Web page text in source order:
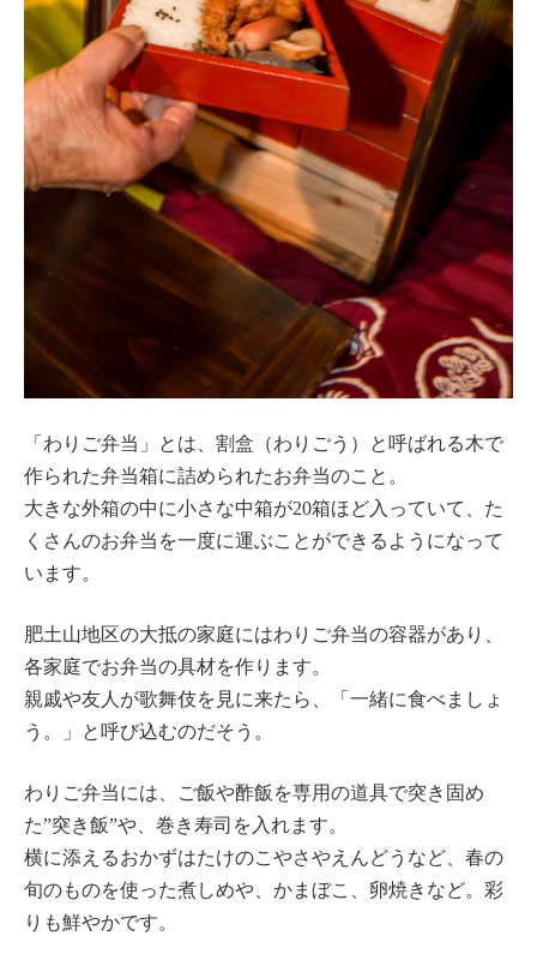
「わりご弁当」とは、割盒（わりごう）と呼ばれる木で
作られた弁当箱に詰められたお弁当のこと。
大きな外箱の中に小さな中箱が20箱ほど入っていて、た
くさんのお弁当を一度に運ぶことができるようになって
います。
肥土山地区の大抵の家庭にはわりご弁当の容器があり、
各家庭でお弁当の具材を作ります。
親戚や友人が歌舞伎を見に来たら、「一緒に食べましょ
う。」と呼び込むのだそう。
わりご弁当には、ご飯や酢飯を専用の道具で突き固め
た”突き飯”や、巻き寿司を入れます。
横に添えるおかずはたけのこやさやえんどうなど、春の
旬のものを使った煮しめや、かまぼこ、卵焼きなど。彩
りも鮮やかです。